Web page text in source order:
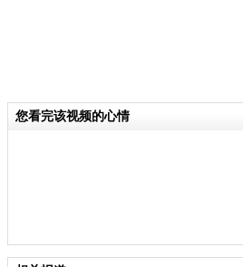
您看完该视频的心情